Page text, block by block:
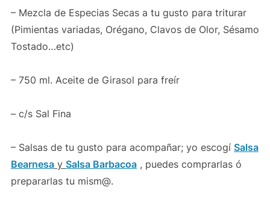
– Mezcla de Especias Secas a tu gusto para triturar
(Pimientas variadas, Orégano, Clavos de Olor, Sésamo
Tostado…etc)
– 750 ml. Aceite de Girasol para freír
– c/s Sal Fina
– Salsas de tu gusto para acompañar; yo escogí Salsa
Bearnesay Salsa Barbacoa, puedes comprarlas ó
prepararlas tu mism@.